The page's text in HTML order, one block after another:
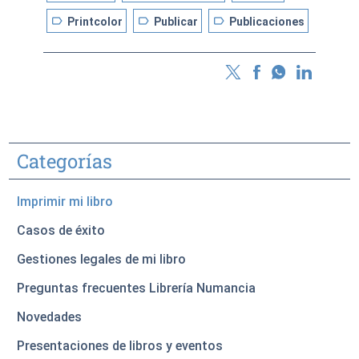
label Printcolor label Publicar label Publicaciones
Categorías
Imprimir mi libro
Casos de éxito
Gestiones legales de mi libro
Preguntas frecuentes Librería Numancia
Novedades
Presentaciones de libros y eventos